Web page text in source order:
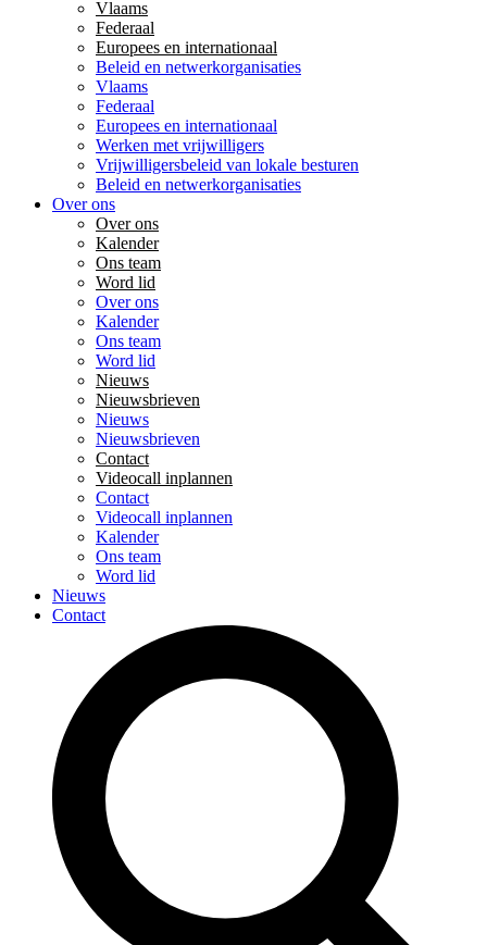
Vlaams
Federaal
Europees en internationaal
Beleid en netwerkorganisaties
Vlaams
Federaal
Europees en internationaal
Werken met vrijwilligers
Vrijwilligersbeleid van lokale besturen
Beleid en netwerkorganisaties
Over ons
Over ons
Kalender
Ons team
Word lid
Over ons
Kalender
Ons team
Word lid
Nieuws
Nieuwsbrieven
Nieuws
Nieuwsbrieven
Contact
Videocall inplannen
Contact
Videocall inplannen
Kalender
Ons team
Word lid
Nieuws
Contact